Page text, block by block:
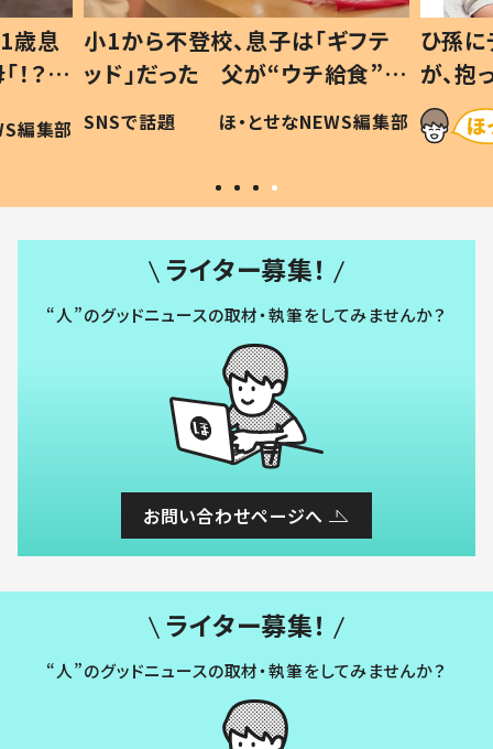
歳息
？」
編集部
小1から不登校、息子は「ギフテ
ッド」だった 父が“ウチ給食”を
作り続ける理由とは #令和の親
#令和の子
SNSで話題 ほ・とせなNEWS編集部
ひ孫
が、
「涙が
い」
ライター募集！
“人”のグッドニュースの取材・執筆をしてみませんか？
お問い合わせページへ
ライター募集！
“人”のグッドニュースの取材・執筆をしてみませんか？